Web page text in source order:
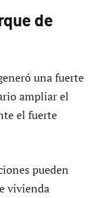
de
una fuerte
ampliar el
el fuerte
pueden
vivienda